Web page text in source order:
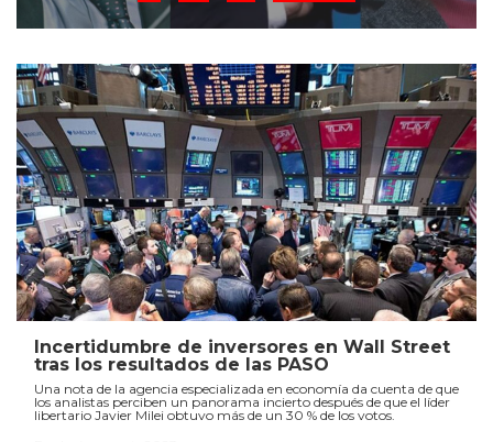
Incertidumbre de inversores en Wall Street
tras los resultados de las PASO
Una nota de la agencia especializada en economía da cuenta de que
los analistas perciben un panorama incierto después de que el líder
libertario Javier Milei obtuvo más de un 30 % de los votos.